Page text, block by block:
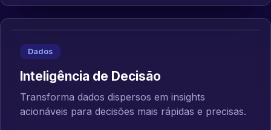
Dados
Inteligência de Decisão
Transforma dados dispersos em insights
acionáveis para decisões mais rápidas e precisas.